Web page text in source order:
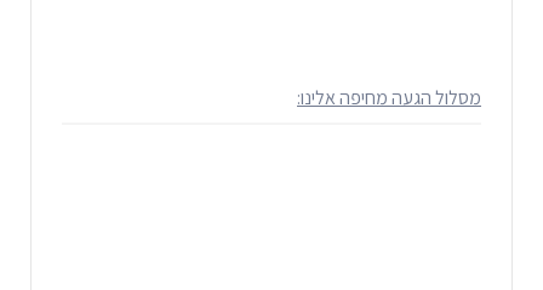
מסלול הגעה מחיפה אלינו: